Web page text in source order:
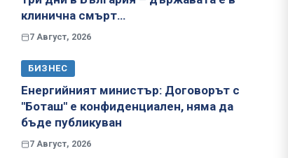
клинична смърт…
7 Август, 2026
БИЗНЕС
Енергийният министър: Договорът с
"Боташ" е конфиденциален, няма да
бъде публикуван
7 Август, 2026